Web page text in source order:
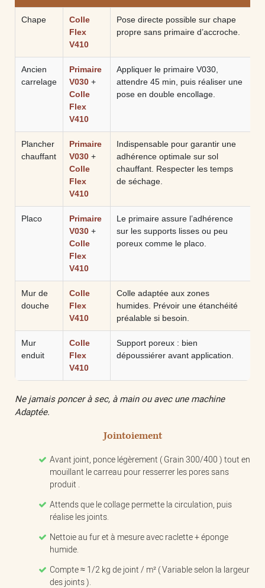
Chape
Colle
Flex
V410
Pose directe possible sur chape
propre sans primaire d’accroche.
Ancien
carrelage
Primaire
V030 +
Colle
Flex
V410
Appliquer le primaire V030,
attendre 45 min, puis réaliser une
pose en double encollage.
Plancher
chauffant
Primaire
V030 +
Colle
Flex
V410
Indispensable pour garantir une
adhérence optimale sur sol
chauffant. Respecter les temps
de séchage.
Placo
Primaire
V030 +
Colle
Flex
V410
Le primaire assure l’adhérence
sur les supports lisses ou peu
poreux comme le placo.
Mur de
douche
Colle
Flex
V410
Colle adaptée aux zones
humides. Prévoir une étanchéité
préalable si besoin.
Mur
enduit
Colle
Flex
V410
Support poreux : bien
dépoussiérer avant application.
Ne jamais poncer à sec, à main ou avec une machine
Adaptée.
Jointoiement
Avant joint, ponce légèrement ( Grain 300/400 ) tout en
mouillant le carreau pour resserrer les pores sans
produit .
Attends que le collage permette la circulation, puis
réalise les joints.
Nettoie au fur et à mesure avec raclette + éponge
humide.
Compte ≈ 1/2 kg de joint / m² ( Variable selon la largeur
des joints ).